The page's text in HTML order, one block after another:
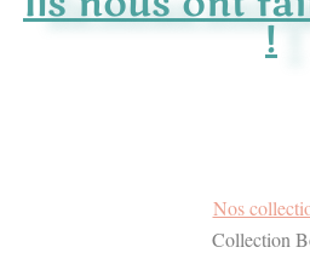
!
Nos
Collection